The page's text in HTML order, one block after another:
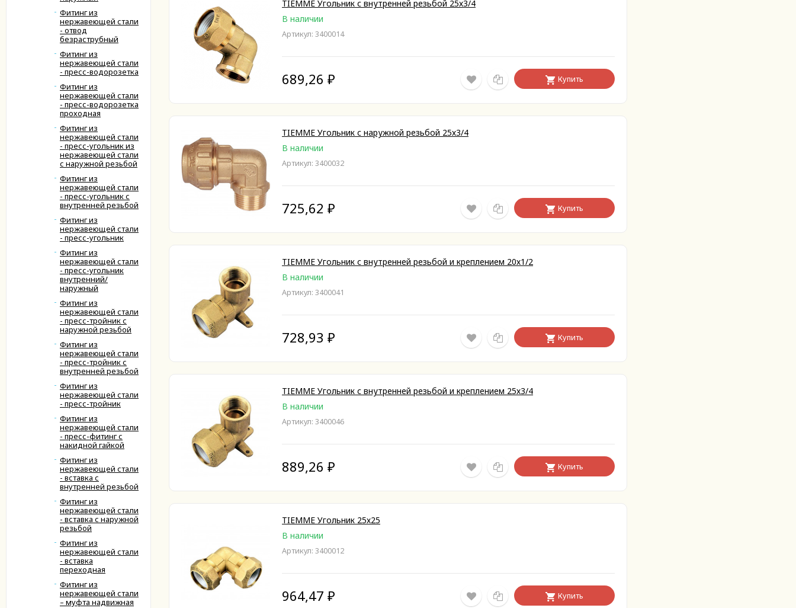
Фитинг из
нержавеющей стали
- отвод
безраструбный
Фитинг из
нержавеющей стали
- пресс-водорозетка
Фитинг из
нержавеющей стали
- пресс-водорозетка
проходная
Фитинг из
нержавеющей стали
- пресс-угольник из
нержавеющей стали
с наружной резьбой
Фитинг из
нержавеющей стали
- пресс-угольник с
внутренней резьбой
Фитинг из
нержавеющей стали
- пресс-угольник
Фитинг из
нержавеющей стали
- пресс-угольник
внутренний/
наружный
Фитинг из
нержавеющей стали
- пресс-тройник с
наружной резьбой
Фитинг из
нержавеющей стали
- пресс-тройник с
внутренней резьбой
Фитинг из
нержавеющей стали
- пресс-тройник
Фитинг из
нержавеющей стали
- пресс-фитинг с
накидной гайкой
Фитинг из
нержавеющей стали
- вставка с
внутренней резьбой
Фитинг из
нержавеющей стали
- вставка с наружной
резьбой
Фитинг из
нержавеющей стали
- вставка
переходная
Фитинг из
нержавеющей стали
– муфта надвижная
TIEMME Угольник с внутренней резьбой 25х3/4
В наличии
Артикул: 3400014
689,26 ₽ Купить
TIEMME Угольник с наружной резьбой 25х3/4
В наличии
Артикул: 3400032
725,62 ₽ Купить
TIEMME Угольник с внутренней резьбой и креплением 20х1/2
В наличии
Артикул: 3400041
728,93 ₽ Купить
TIEMME Угольник с внутренней резьбой и креплением 25х3/4
В наличии
Артикул: 3400046
889,26 ₽ Купить
TIEMME Угольник 25х25
В наличии
Артикул: 3400012
964,47 ₽ Купить